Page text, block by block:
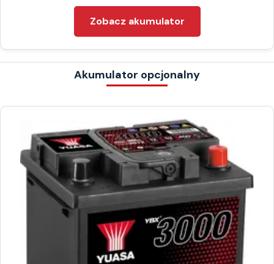
Zobacz akumulator
Akumulator opcjonalny